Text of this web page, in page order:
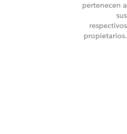
pertenecen a
sus
respectivos
propietarios.